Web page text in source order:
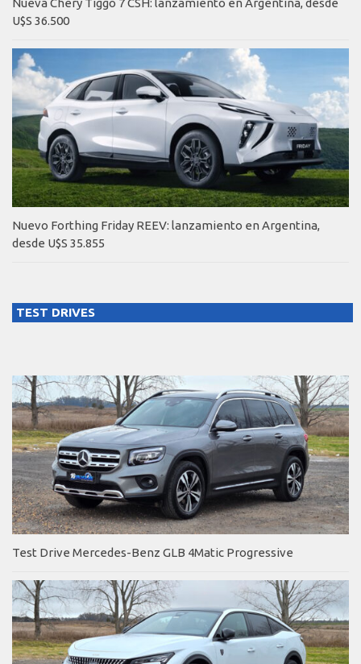
Nueva Chery Tiggo 7 CSH: lanzamiento en Argentina, desde
U$S 36.500
Nuevo Forthing Friday REEV: lanzamiento en Argentina,
desde U$S 35.855
TEST DRIVES
Test Drive Mercedes-Benz GLB 4Matic Progressive